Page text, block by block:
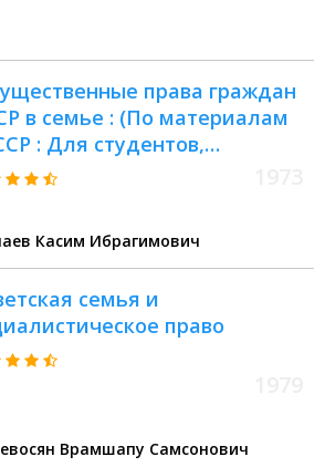
права граждан
в семье : (По материалам
: Для студентов,
спецкурс)
Касим Ибрагимович
семья и
право
Врамшапу Самсонович